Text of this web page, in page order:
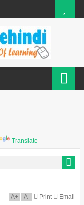
Translate
A+ A- Print Email